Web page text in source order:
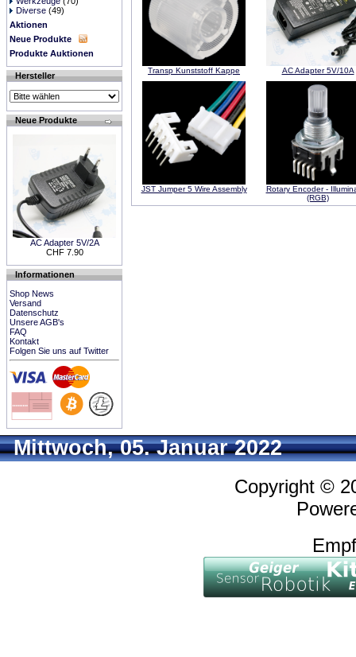
Diverse (49)
Aktionen
Neue Produkte
Produkte Auktionen
Hersteller
Neue Produkte
AC Adapter 5V/2A
CHF 7.90
Informationen
Shop News
Versand
Datenschutz
Unsere AGB's
FAQ
Kontakt
Folgen Sie uns auf Twitter
Transp Kunststoff Kappe AC Adapter 5V/10A
JST Jumper 5 Wire Assembly
Rotary Encoder -
(RGB)
Mittwoch, 05. Januar 2022
Copyright ©